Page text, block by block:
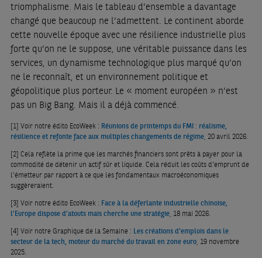
triomphalisme. Mais le tableau d’ensemble a davantage
changé que beaucoup ne l’admettent. Le continent aborde
cette nouvelle époque avec une résilience industrielle plus
forte qu’on ne le suppose, une véritable puissance dans les
services, un dynamisme technologique plus marqué qu’on
ne le reconnaît, et un environnement politique et
géopolitique plus porteur. Le « moment européen » n’est
pas un Big Bang. Mais il a déjà commencé.
[1] Voir notre édito EcoWeek : Réunions de printemps du FMI : réalisme,
résilience et refonte face aux multiples changements de régime, 20 avril 2026.
[2] Cela reflète la prime que les marchés financiers sont prêts à payer pour la
commodité de détenir un actif sûr et liquide. Cela réduit les coûts d'emprunt de
l'émetteur par rapport à ce que les fondamentaux macroéconomiques
suggèreraient.
[3] Voir notre édito EcoWeek : Face à la déferlante industrielle chinoise,
l’Europe dispose d’atouts mais cherche une stratégie, 18 mai 2026.
[4] Voir notre Graphique de la Semaine : Les créations d'emplois dans le
secteur de la tech, moteur du marché du travail en zone euro, 19 novembre
2025.